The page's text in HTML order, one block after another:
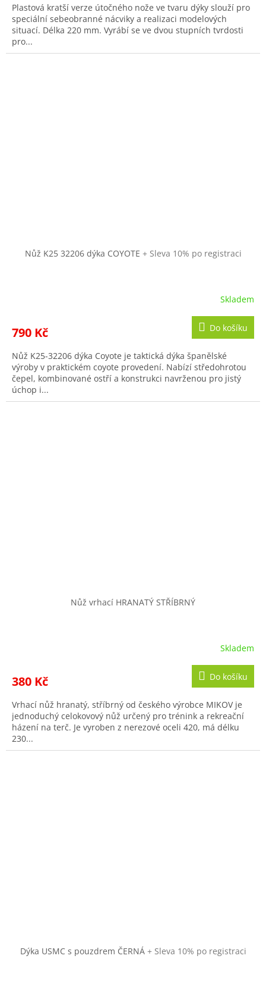
Plastová kratší verze útočného nože ve tvaru dýky slouží pro
speciální sebeobranné nácviky a realizaci modelových
situací. Délka 220 mm. Vyrábí se ve dvou stupních tvrdosti
pro...
Nůž K25 32206 dýka COYOTE + Sleva 10% po registraci
je
z
5
hvězdiček.
Skladem
790 Kč Do košíku
Nůž K25-32206 dýka Coyote je taktická dýka španělské
výroby v praktickém coyote provedení. Nabízí středohrotou
čepel, kombinované ostří a konstrukci navrženou pro jistý
úchop i...
Nůž vrhací HRANATÝ STŘÍBRNÝ
Skladem
380 Kč Do košíku
Vrhací nůž hranatý, stříbrný od českého výrobce MIKOV je
jednoduchý celokovový nůž určený pro trénink a rekreační
házení na terč. Je vyroben z nerezové oceli 420, má délku
230...
Dýka USMC s pouzdrem ČERNÁ + Sleva 10% po registraci